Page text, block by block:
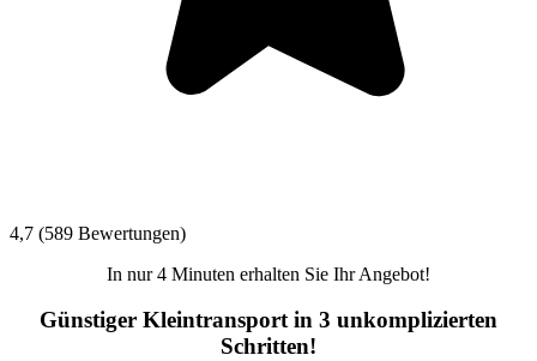
4,7 (589 Bewertungen)
In nur 4 Minuten erhalten Sie Ihr Angebot!
Günstiger Kleintransport in 3 unkomplizierten
Schritten!